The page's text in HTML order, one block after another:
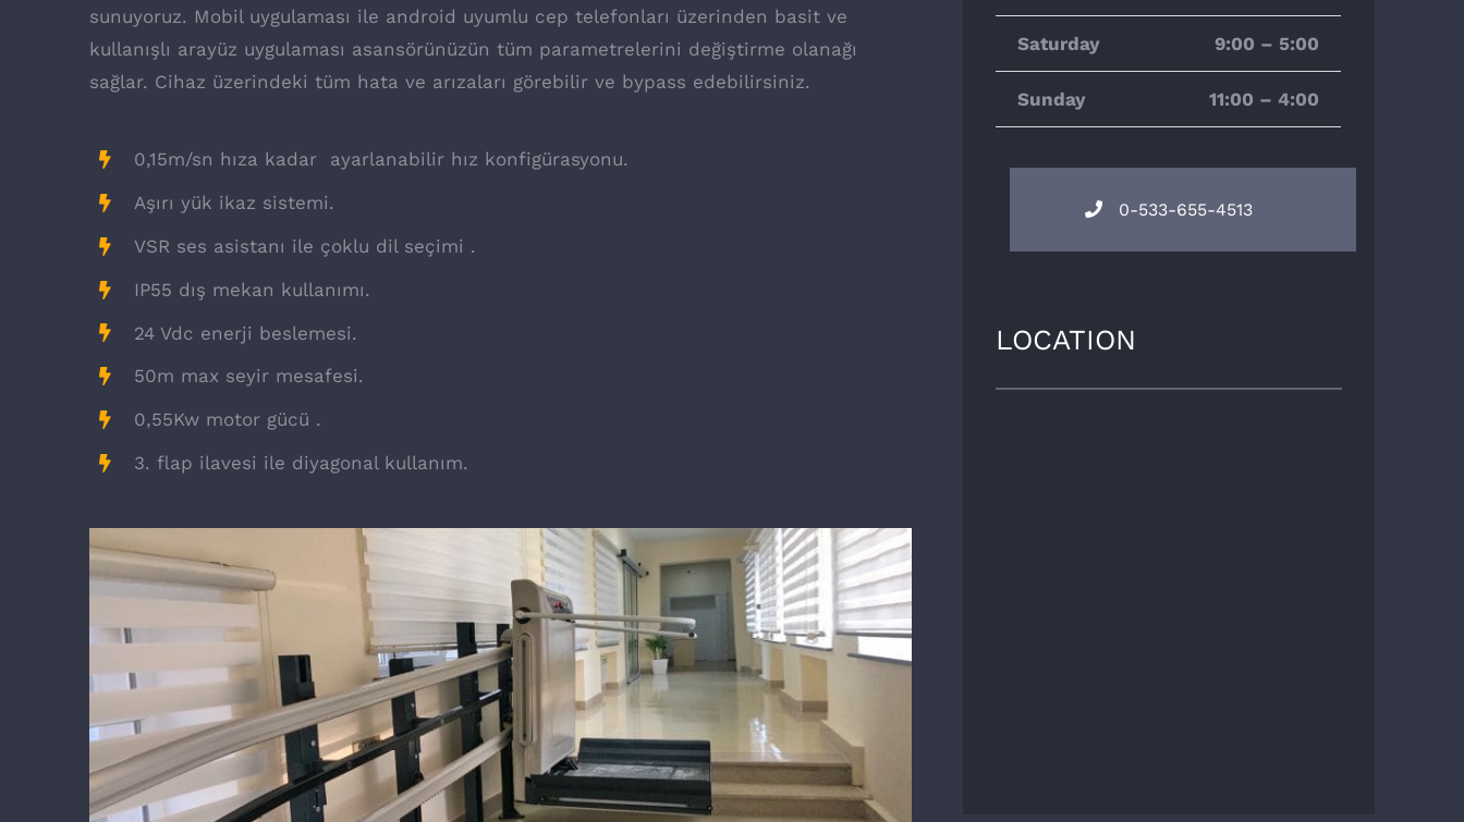
sunuyoruz. Mobil uygulaması ile android uyumlu cep telefonları üzerinden basit ve
kullanışlı arayüz uygulaması asansörünüzün tüm parametrelerini değiştirme olanağı
sağlar. Cihaz üzerindeki tüm hata ve arızaları görebilir ve bypass edebilirsiniz.
0,15m/sn hıza kadar ayarlanabilir hız konfigürasyonu.
Aşırı yük ikaz sistemi.
VSR ses asistanı ile çoklu dil seçimi .
IP55 dış mekan kullanımı.
24 Vdc enerji beslemesi.
50m max seyir mesafesi.
0,55Kw motor gücü .
3. flap ilavesi ile diyagonal kullanım.
Saturday 9:00 – 5:00
Sunday 11:00 – 4:00
0-533-655-4513
LOCATION